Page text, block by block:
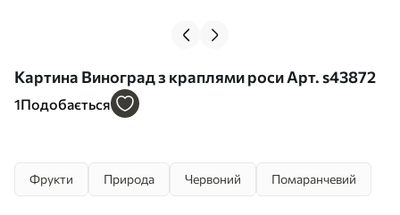
Картина Виноград з краплями роси Арт. s43872
1Подобається
Фрукти Природа Червоний Помаранчевий